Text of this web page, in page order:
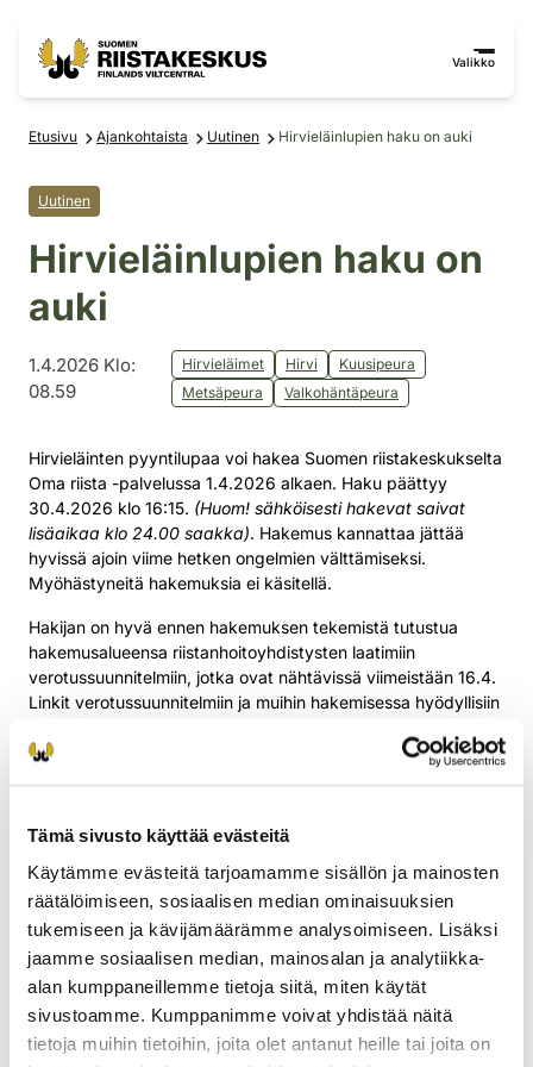
Tämä sivusto käyttää evästeitä
Käytämme evästeitä tarjoamamme sisällön ja mainosten
räätälöimiseen, sosiaalisen median ominaisuuksien
tukemiseen ja kävijämäärämme analysoimiseen. Lisäksi
jaamme sosiaalisen median, mainosalan ja analytiikka-
alan kumppaneillemme tietoja siitä, miten käytät
sivustoamme. Kumppanimme voivat yhdistää näitä
tietoja muihin tietoihin, joita olet antanut heille tai joita on
Valikko
Etusivu Ajankohtaista Uutinen Hirvieläinlupien haku on auki
Uutinen
Hirvieläinlupien haku on
auki
1.4.2026 Klo:
08.59
Hirvieläimet Hirvi
Kuusipeura
Metsäpeura
Valkohäntäpeura
Hirvieläinten pyyntilupaa voi hakea Suomen riistakeskukselta
Oma riista -palvelussa 1.4.2026 alkaen. Haku päättyy
30.4.2026 klo 16:15. (Huom! sähköisesti hakevat saivat
lisäaikaa klo 24.00 saakka). Hakemus kannattaa jättää
hyvissä ajoin viime hetken ongelmien välttämiseksi.
Myöhästyneitä hakemuksia ei käsitellä.
Hakijan on hyvä ennen hakemuksen tekemistä tutustua
hakemusalueensa riistanhoitoyhdistysten laatimiin
verotussuunnitelmiin, jotka ovat nähtävissä viimeistään 16.4.
Linkit verotussuunnitelmiin ja muihin hakemisessa hyödyllisiin
Pyyntilupien hakemiseen liittyvissä kysymyksissä saat
ohjeistusta ottamalla yhteyttä Suomen riistakeskukseen.
Oma riista -neuvonta palvelee (arkisin 9–15) p. 029 431
2001, s-posti:oma@riista.fi.
Artikkelia muokattu 28.4.2026: Lakimuutos toi hieman
lisäaikaa sähköisesti hakeville.Lue lisää Metsästäjä-
lehdestä (metsastajalehti.fi)